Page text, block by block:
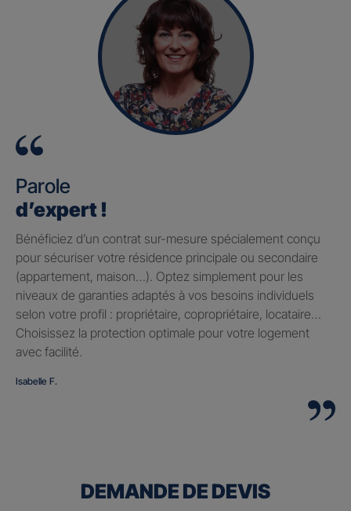
Parole
d’expert !
Bénéficiez d’un contrat sur-mesure spécialement conçu
pour sécuriser votre résidence principale ou secondaire
(appartement, maison…). Optez simplement pour les
niveaux de garanties adaptés à vos besoins individuels
selon votre profil : propriétaire, copropriétaire, locataire…
Choisissez la protection optimale pour votre logement
avec facilité.
Isabelle F.
DEMANDE DE DEVIS